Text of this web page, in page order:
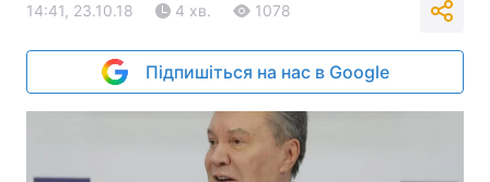
14:41, 23.10.18 4 хв. 1078
Підпишіться на нас в Google